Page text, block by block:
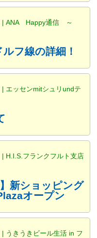
| ANA Happy通信 ～
フ線の詳細！
エッセンmitシュリundテ
H.I.S.フランクフルト支店
新ショッピング
オープン
うきうきビール生活 in フ